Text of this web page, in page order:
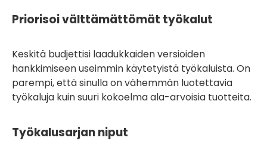
Priorisoi välttämättömät työkalut
Keskitä budjettisi laadukkaiden versioiden
hankkimiseen useimmin käytetyistä työkaluista. On
parempi, että sinulla on vähemmän luotettavia
työkaluja kuin suuri kokoelma ala-arvoisia tuotteita.
Työkalusarjan niput